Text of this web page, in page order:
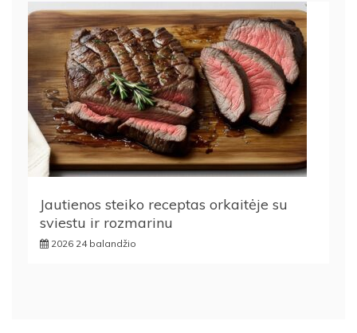
Jautienos steiko receptas orkaitėje su
sviestu ir rozmarinu
2026 24 balandžio